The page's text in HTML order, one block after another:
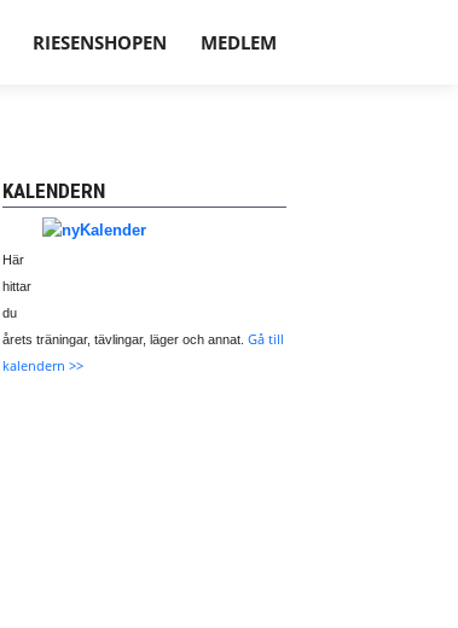
RIESENSHOPEN MEDLEM
KALENDERN
Här
hittar
du
årets träningar, tävlingar, läger och annat Gå till
kalendern >>